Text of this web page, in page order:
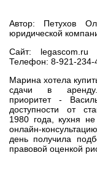
Автор: Петухов
юридической
Сайт:
Телефон:
Марина хотела
сдачи в
приоритет -
доступности от
1980 года, кухня
день получила
правовой оценкой